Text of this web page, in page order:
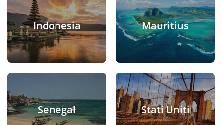
Indonesia Mauritius
Senegal Stati Uniti